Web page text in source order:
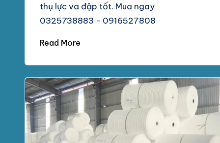
thụ lực va đập tốt. Mua ngay
0325738883 - 0916527808
Read More